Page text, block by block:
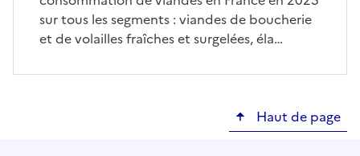
sur tous les segments : viandes de boucherie
et de volailles fraîches et surgelées, éla…
Haut de page